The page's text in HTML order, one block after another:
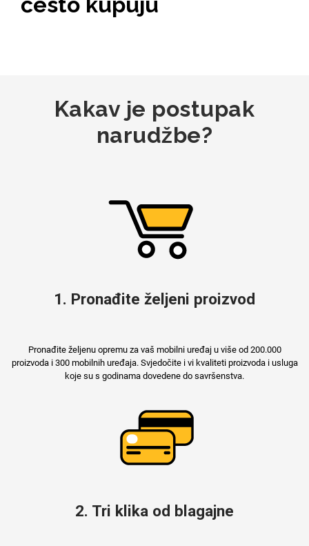
Kakav je postupak
narudžbe?
1. Pronađite željeni proizvod
Pronađite željenu opremu za vaš mobilni uređaj u više od 200.000
proizvoda i 300 mobilnih uređaja. Svjedočite i vi kvaliteti proizvoda i usluga
koje su s godinama dovedene do savršenstva.
2. Tri klika od blagajne
Obiteljski motivi
Mix